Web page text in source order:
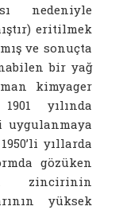
nedeniyle
eritilmek
ve sonuçta
bir yağ
kimyager
yılında
uygulanmaya
yıllarda
gözüken
zincirinin
yüksek